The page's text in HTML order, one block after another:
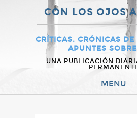
CON LOS OJOS
CRÍTICAS, CRÓNICAS DE
APUNTES
UNA PUBLICACIÓN
MENU